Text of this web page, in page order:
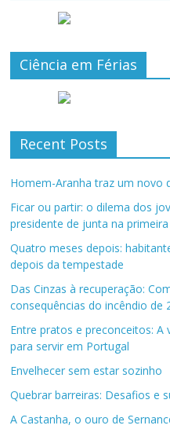
Ciência em Férias
Recent Posts
Homem-Aranha traz um novo
Ficar ou partir: o dilema dos
presidente de junta na
Quatro meses depois:
depois da tempestade
Das Cinzas à recuperação:
consequências do incêndio de
Entre pratos e preconceitos: A
para servir em Portugal
Envelhecer sem estar sozinho
Quebrar barreiras: Desafios e
A Castanha, o ouro de